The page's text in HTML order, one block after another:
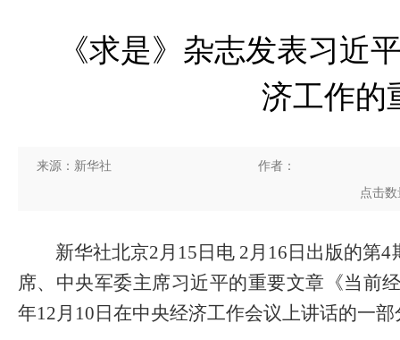
《求是》杂志发表习近
济工作的
来源：新华社
作者：
点击
新华社北京2月15日电 2月16日出版的第4
席、中央军委主席习近平的重要文章《当前
年12月10日在中央经济工作会议上讲话的一部